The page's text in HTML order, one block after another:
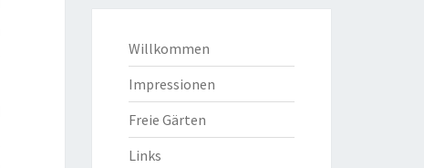
Willkommen
Impressionen
Freie Gärten
Links